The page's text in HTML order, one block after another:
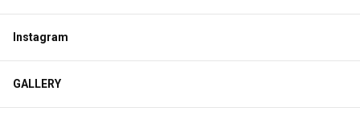
Instagram
GALLERY